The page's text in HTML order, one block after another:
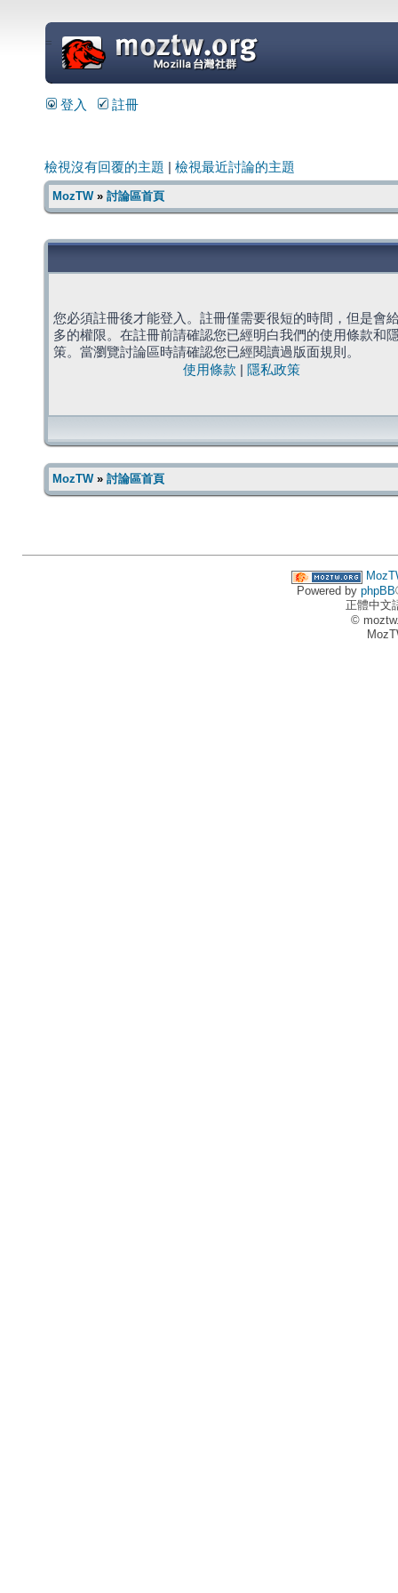
=
登入 註冊
檢視沒有回覆的主題 檢視最近討論的主題
MozTW» 討論區首頁
您必須註冊後才能登入。註冊僅需要很短的時間，但是會
多的權限。在註冊前請確認您已經明白我們的使用條款和
策。當瀏覽討論區時請確認您已經閱讀過版面規則。
使用條款
隱私政策
MozTW» 討論區首頁
Powered by phpBB
正體中文
©